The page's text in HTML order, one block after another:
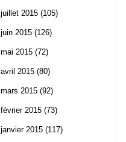
juillet 2015 (105)
juin 2015 (126)
mai 2015 (72)
avril 2015 (80)
mars 2015 (92)
février 2015 (73)
janvier 2015 (117)